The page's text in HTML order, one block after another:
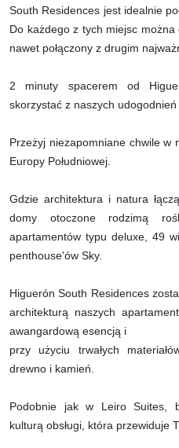
South Residences jest idealnie
Do każdego z tych miejsc
nawet połączony z drugim
2 minuty spacerem od
skorzystać z naszych udogodnień
Przeżyj niezapomniane chwile w
Europy Południowej.
Gdzie architektura i natura
domy otoczone rodzimą
apartamentów typu deluxe, 49
penthouse'ów Sky.
Higuerón South Residences
architekturą naszych
awangardową esencją i
przy użyciu trwałych
drewno i kamień.
Podobnie jak w Leiro Suites,
kulturą obsługi, która przewiduje